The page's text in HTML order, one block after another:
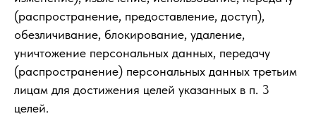
(распространение, предоставление, доступ),
обезличивание, блокирование, удаление,
уничтожение персональных данных, передачу
(распространение) персональных данных третьим
лицам для достижения целей указанных в п. 3
целей.